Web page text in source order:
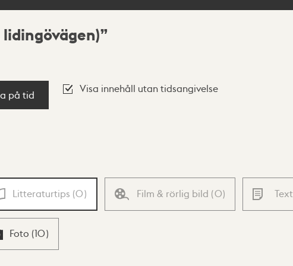
på tid
Visa innehåll utan tidsangivelse
Litteraturtips (0) Film & rörlig bild (0) Text
Foto (10)